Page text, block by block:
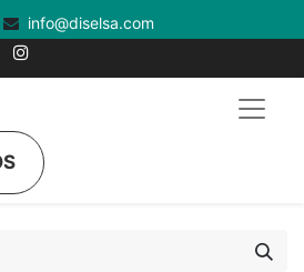
info@diselsa.com